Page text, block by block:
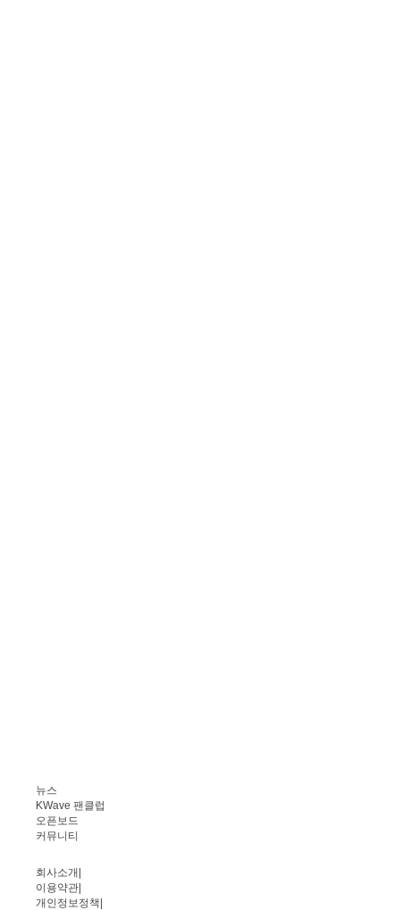
뉴스
KWave 팬클럽
오픈보드
커뮤니티
회사소개
이용약관
개인정보정책